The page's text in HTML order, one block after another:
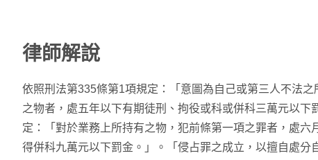
律師解說
依照刑法第335條第1項規定：「意圖為自己或第三人不法之
之物者，處五年以下有期徒刑、拘役或科或併科三萬元以下
定：「對於業務上所持有之物，犯前條第一項之罪者，處六
得併科九萬元以下罰金。」。「侵占罪之成立，以擅自處分